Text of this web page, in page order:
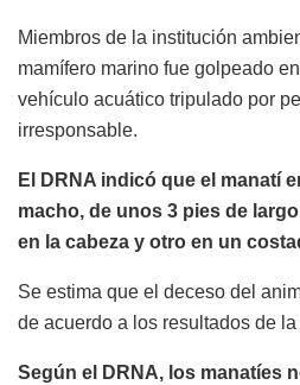
Miembros de la institución
mamífero marino fue golpeado
vehículo acuático tripulado por
irresponsable.
El DRNA indicó que el manatí
macho, de unos 3 pies de
en la cabeza y otro en un
Se estima que el deceso del
de acuerdo a los resultados de
Según el DRNA, los manatíes